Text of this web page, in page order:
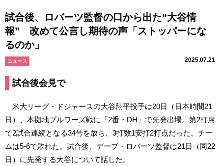
試合後、ロバーツ監督の口から出た“大谷情
報” 改めて公言し期待の声「ストッパーにな
るのか」
ニュース 2025.07.21
試合後会見で
米大リーグ・ドジャースの大谷翔平投手は20日（日本時間21
日）、本拠地ブルワーズ戦に「2番・DH」で先発出場。第2打席
で2試合連続となる34号を放ち、3打数1安打2打点だった。チー
ムは5-6で敗れた。試合後、デーブ・ロバーツ監督は21日（同22
日）に先発する大谷について話した。